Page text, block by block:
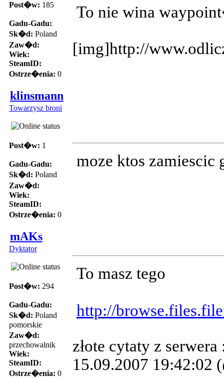
Post�w: 185
Gadu-Gadu:
Sk�d: Poland
Zaw�d:
Wiek:
SteamID:
Ostrze�enia: 0
To nie wina
[img]http://
klinsmann
Towarzysz broni
Post�w: 1
Gadu-Gadu:
Sk�d: Poland
Zaw�d:
Wiek:
SteamID:
Ostrze�enia: 0
moze ktos zamiescic
mAKs
Dyktator
Post�w: 294
Gadu-Gadu:
Sk�d: Poland
pomorskie
Zaw�d:
przechowalnik
Wiek:
SteamID:
Ostrze�enia: 0
To masz tego
http://
złote cytaty z serwera
15.09.2007 19:42:02